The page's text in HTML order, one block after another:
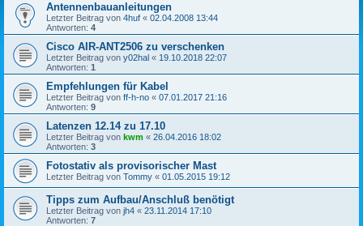
Antennenbauanleitungen
Letzter Beitrag von 4huf « 02.04.2008 13:44
Antworten: 4
Cisco AIR-ANT2506 zu verschenken
Letzter Beitrag von y02hal « 19.10.2018 22:07
Antworten: 1
Empfehlungen für Kabel
Letzter Beitrag von ff-h-no « 07.01.2017 21:16
Antworten: 9
Latenzen 12.14 zu 17.10
Letzter Beitrag von kwm « 26.04.2016 18:02
Antworten: 3
Fotostativ als provisorischer Mast
Letzter Beitrag von Tommy « 01.05.2015 19:12
Tipps zum Aufbau/Anschluß benötigt
Letzter Beitrag von jh4 « 23.11.2014 17:10
Antworten: 7